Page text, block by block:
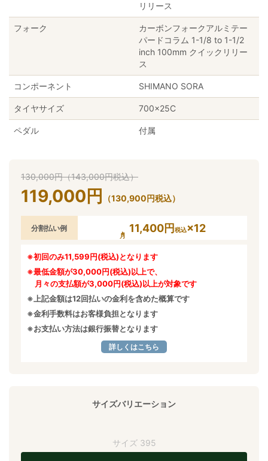
リリース
フォーク
カーボンフォークアルミテー
パードコラム 1-1/8 to 1-1/2
inch 100mm クイックリリー
ス
コンポーネント SHIMANO SORA
タイヤサイズ 700×25C
ペダル 付属
130,000円（143,000円税込）
119,000 円 （130,900円税込）
分割払い例 11,400円 税込×12
※初回のみ11,599円(税込)となります
※最低金額が30,000円(税込)以上で、
月々の支払額が3,000円(税込)以上が対象です
※上記金額は12回払いの金利を含めた概算です
※金利手数料はお客様負担となります
※お支払い方法は銀行振替となります
詳しくはこちら
サイズバリエーション
サイズ 395